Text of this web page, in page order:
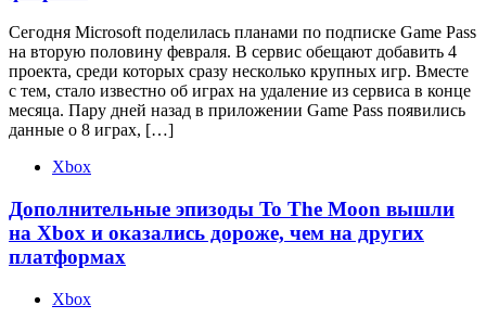
Сегодня Microsoft поделилась планами по подписке Game Pass
на вторую половину февраля. В сервис обещают добавить 4
проекта, среди которых сразу несколько крупных игр. Вместе
с тем, стало известно об играх на удаление из сервиса в конце
месяца. Пару дней назад в приложении Game Pass появились
данные о 8 играх, […]
Xbox
Дополнительные эпизоды To The Moon вышли
на Xbox и оказались дороже, чем на других
платформах
Xbox